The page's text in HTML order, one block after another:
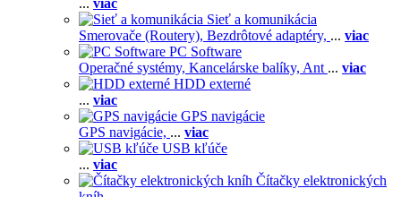
... viac
Sieť a komunikácia
Smerovače (Routery), Bezdrôtové adaptéry, ... viac
PC Software
Operačné systémy, Kancelárske balíky, Ant ... viac
HDD externé
... viac
GPS navigácie
GPS navigácie, ... viac
USB kľúče
... viac
Čítačky elektronických